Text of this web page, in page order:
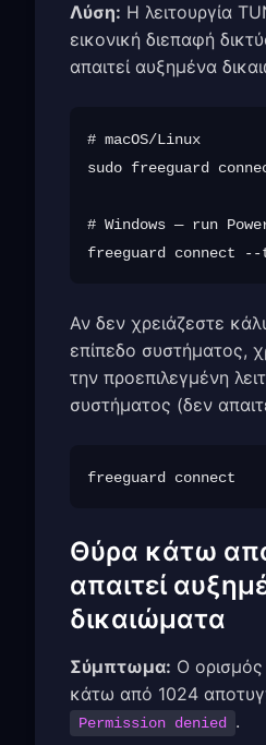
Λύση: Η λειτουργία
εικονική διεπαφή
απαιτεί αυξημένα
# macOS/Linux
sudo freeguard
# Windows — run
Αν δεν χρειάζεστε
επίπεδο συστήματος,
την προεπιλεγμένη
συστήματος (δεν
Θύρα κάτω
απαιτεί
δικαιώματα
Σύμπτωμα: Ο
κάτω από 1024
Permission denied .